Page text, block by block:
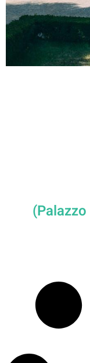
ארמון קורבג'ה (Palazzo Corvaja)